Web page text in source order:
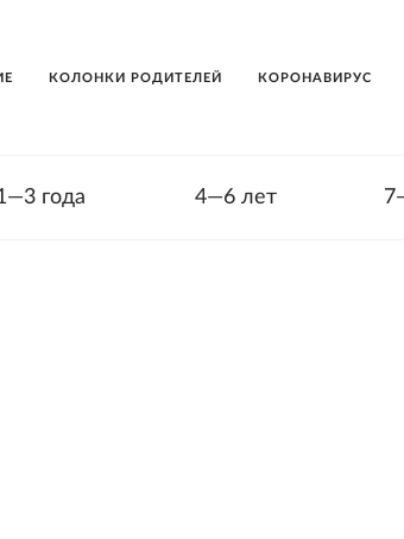
КОЛОНКИ РОДИТЕЛЕЙ КОРОНАВИРУС
года 4—6 лет